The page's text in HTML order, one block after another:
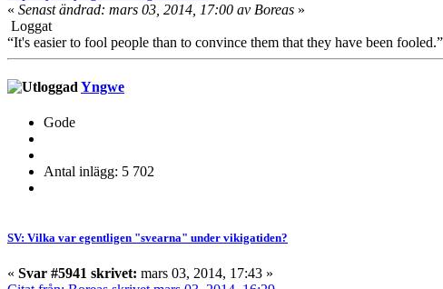
« Senast ändrad: mars 03, 2014, 17:00 av Boreas »
Loggat
“It's easier to fool people than to convince them that they have been fooled.”
Yngwe
Gode
Antal inlägg: 5 702
SV: Vilka var egentligen "svearna" under vikigatiden?
« Svar #5941 skrivet: mars 03, 2014, 17:43 »